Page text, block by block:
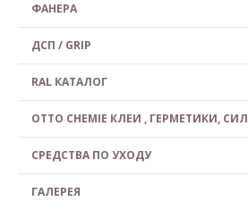
ФАНЕРА
ДСП / GRIP
RAL КАТАЛОГ
OTTO CHEMIE КЛЕИ , ГЕРМЕТИКИ,
СРЕДСТВА ПО УХОДУ
ГАЛЕРЕЯ